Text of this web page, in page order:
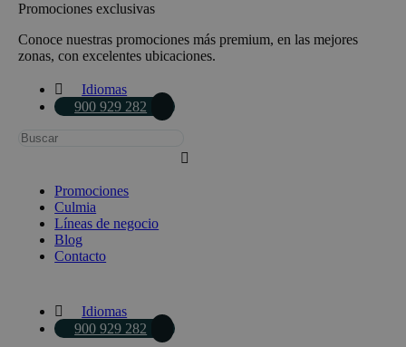
Promociones exclusivas
Conoce nuestras promociones más premium, en las mejores
zonas, con excelentes ubicaciones.
Idiomas
900 929 282
Busca:
Promociones
Culmia
Líneas de negocio
Blog
Contacto
Idiomas
900 929 282